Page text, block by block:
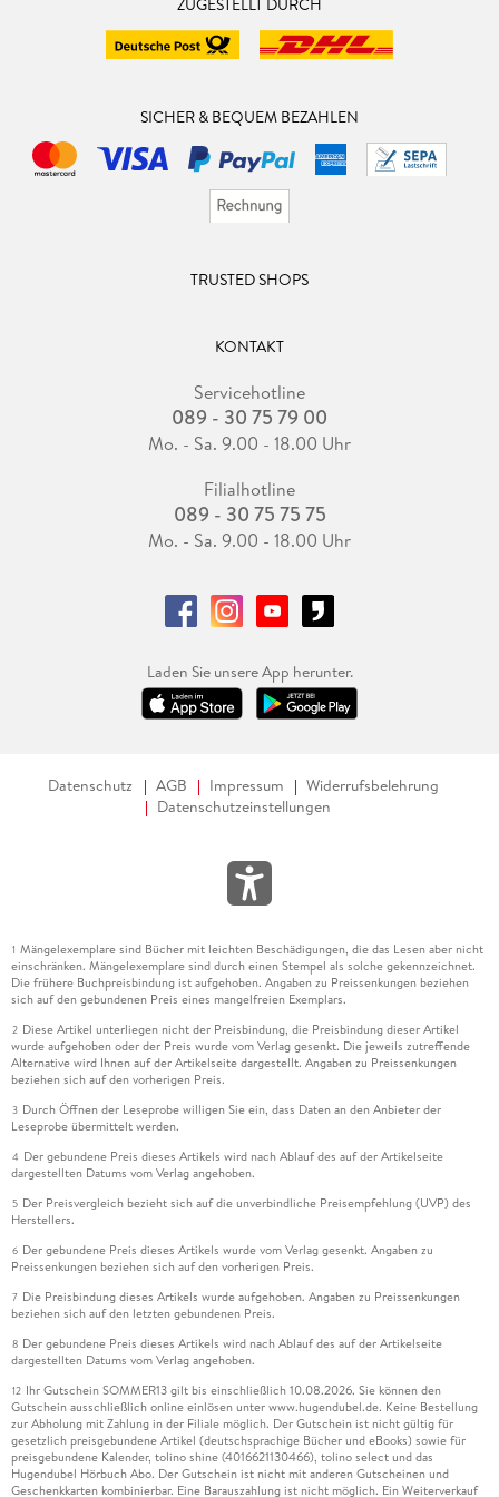
wenig Zeit. Auch wenn ich weiß, dass ich meist dann doch
etwas leichteres anfange. Aber das Buch im Hintergrund
SICHER & BEQUEM BEZAHLEN
TRUSTED SHOPS
KONTAKT
Servicehotline
089 - 30 75 79 00
Mo. - Sa. 9.00 - 18.00 Uhr
Filialhotline
089 - 30 75 75 75
Mo. - Sa. 9.00 - 18.00 Uhr
Laden Sie unsere App herunter.
Datenschutz AGB Impressum
Widerrufsbelehrung
Datenschutzeinstellungen
1 Mängelexemplare sind Bücher mit leichten Beschädigungen, die das Lesen aber nicht
einschränken. Mängelexemplare sind durch einen Stempel als solche gekennzeichnet.
Die frühere Buchpreisbindung ist aufgehoben. Angaben zu Preissenkungen beziehen
sich auf den gebundenen Preis eines mangelfreien Exemplars.
2 Diese Artikel unterliegen nicht der Preisbindung, die Preisbindung dieser Artikel
wurde aufgehoben oder der Preis wurde vom Verlag gesenkt. Die jeweils zutreffende
Alternative wird Ihnen auf der Artikelseite dargestellt. Angaben zu Preissenkungen
beziehen sich auf den vorherigen Preis.
3 Durch Öffnen der Leseprobe willigen Sie ein, dass Daten an den Anbieter der
Leseprobe übermittelt werden.
4 Der gebundene Preis dieses Artikels wird nach Ablauf des auf der Artikelseite
dargestellten Datums vom Verlag angehoben.
5 Der Preisvergleich bezieht sich auf die unverbindliche Preisempfehlung (UVP) des
Herstellers.
6 Der gebundene Preis dieses Artikels wurde vom Verlag gesenkt. Angaben zu
Preissenkungen beziehen sich auf den vorherigen Preis.
7 Die Preisbindung dieses Artikels wurde aufgehoben. Angaben zu Preissenkungen
beziehen sich auf den letzten gebundenen Preis.
8 Der gebundene Preis dieses Artikels wird nach Ablauf des auf der Artikelseite
dargestellten Datums vom Verlag angehoben.
12 Ihr Gutschein SOMMER13 gilt bis einschließlich 10.08.2026. Sie können den
Gutschein ausschließlich online einlösen unter www.hugendubel.de. Keine Bestellung
zur Abholung mit Zahlung in der Filiale möglich. Der Gutschein ist nicht gültig für
gesetzlich preisgebundene Artikel (deutschsprachige Bücher und eBooks) sowie für
preisgebundene Kalender, tolino shine (4016621130466), tolino select und das
Hugendubel Hörbuch Abo. Der Gutschein ist nicht mit anderen Gutscheinen und
Geschenkkarten kombinierbar. Eine Barauszahlung ist nicht möglich. Ein Weiterverkauf